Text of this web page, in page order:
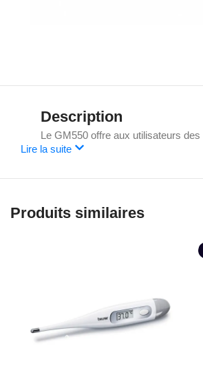
Description
Le GM550 offre aux utilisateurs
Lire la suite
Produits similaires